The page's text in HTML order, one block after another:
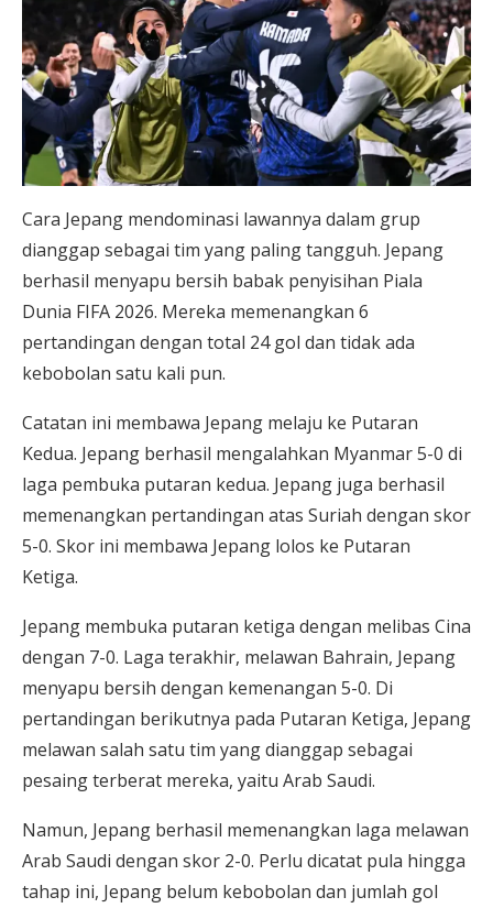
Cara Jepang mendominasi lawannya dalam grup
dianggap sebagai tim yang paling tangguh. Jepang
berhasil menyapu bersih babak penyisihan Piala
Dunia FIFA 2026. Mereka memenangkan 6
pertandingan dengan total 24 gol dan tidak ada
kebobolan satu kali pun.
Catatan ini membawa Jepang melaju ke Putaran
Kedua. Jepang berhasil mengalahkan Myanmar 5-0 di
laga pembuka putaran kedua. Jepang juga berhasil
memenangkan pertandingan atas Suriah dengan skor
5-0. Skor ini membawa Jepang lolos ke Putaran
Ketiga.
Jepang membuka putaran ketiga dengan melibas Cina
dengan 7-0. Laga terakhir, melawan Bahrain, Jepang
menyapu bersih dengan kemenangan 5-0. Di
pertandingan berikutnya pada Putaran Ketiga, Jepang
melawan salah satu tim yang dianggap sebagai
pesaing terberat mereka, yaitu Arab Saudi.
Namun, Jepang berhasil memenangkan laga melawan
Arab Saudi dengan skor 2-0. Perlu dicatat pula hingga
tahap ini, Jepang belum kebobolan dan jumlah gol